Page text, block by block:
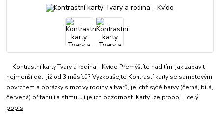
Kontrastní karty Tvary a rodina - Kvído Přemýšlíte nad tím, jak zabavit
nejmenší děti již od 3 měsíců? Vyzkoušejte Kontrastí karty se sametovým
povrchem a obrázky s motivy rodiny a tvarů, jejichž syté barvy (černá, bílá,
červená) přitahují a stimulují jejich pozornost. Karty lze propoj... celý
popis